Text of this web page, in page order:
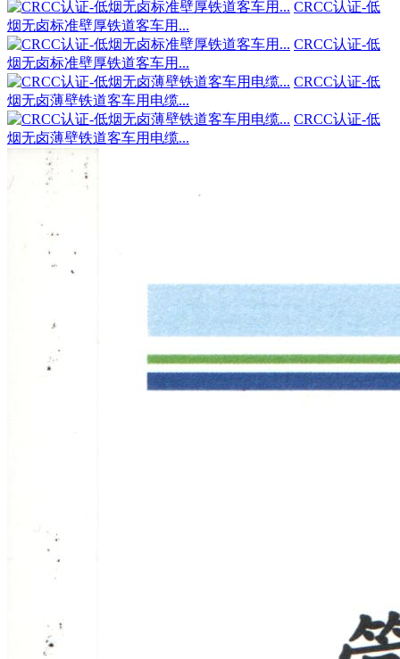
CRCC认证-低
烟无卤标准壁厚铁道客车用...
CRCC认证-低
烟无卤标准壁厚铁道客车用...
CRCC认证-低
烟无卤薄壁铁道客车用电缆...
CRCC认证-低
烟无卤薄壁铁道客车用电缆...